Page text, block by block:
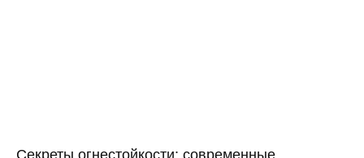
Секреты огнестойкости: современные